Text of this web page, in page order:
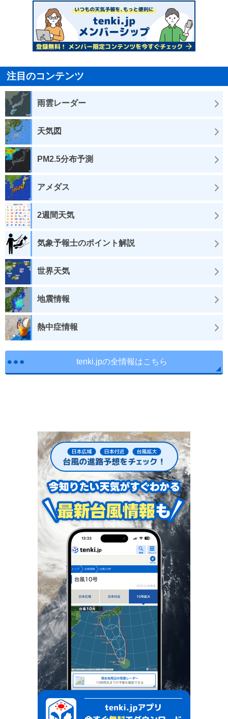
注目のコンテンツ
雨雲レーダー
天気図
PM2.5分布予測
アメダス
2週間天気
気象予報士のポイント解説
世界天気
地震情報
熱中症情報
tenki.jpの全情報はこちら